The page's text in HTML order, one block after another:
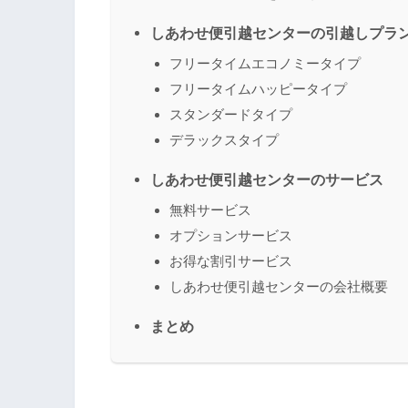
しあわせ便引越センターの引越しプラ
フリータイムエコノミータイプ
フリータイムハッピータイプ
スタンダードタイプ
デラックスタイプ
しあわせ便引越センターのサービス
無料サービス
オプションサービス
お得な割引サービス
しあわせ便引越センターの会社概要
まとめ